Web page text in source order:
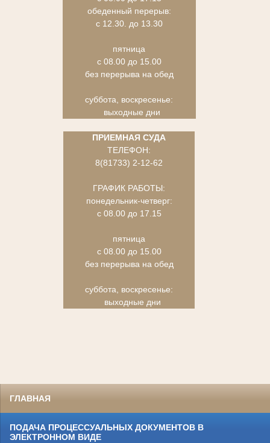
обеденный перерыв:
с 12.30. до 13.30
пятница
с 08.00 до 15.00
без перерыва на обед
суббота, воскресенье:
выходные дни
ПРИЕМНАЯ СУДА
ТЕЛЕФОН:
8(81733) 2-12-62
ГРАФИК РАБОТЫ:
понедельник-четверг:
с 08.00 до 17.15
пятница
с 08.00 до 15.00
без перерыва на обед
суббота, воскресенье:
выходные дни
ГЛАВНАЯ
ПОДАЧА ПРОЦЕССУАЛЬНЫХ ДОКУМЕНТОВ В
ЭЛЕКТРОННОМ ВИДЕ